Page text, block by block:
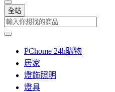
全站
PChome 24h購物
居家
燈飾照明
燈具